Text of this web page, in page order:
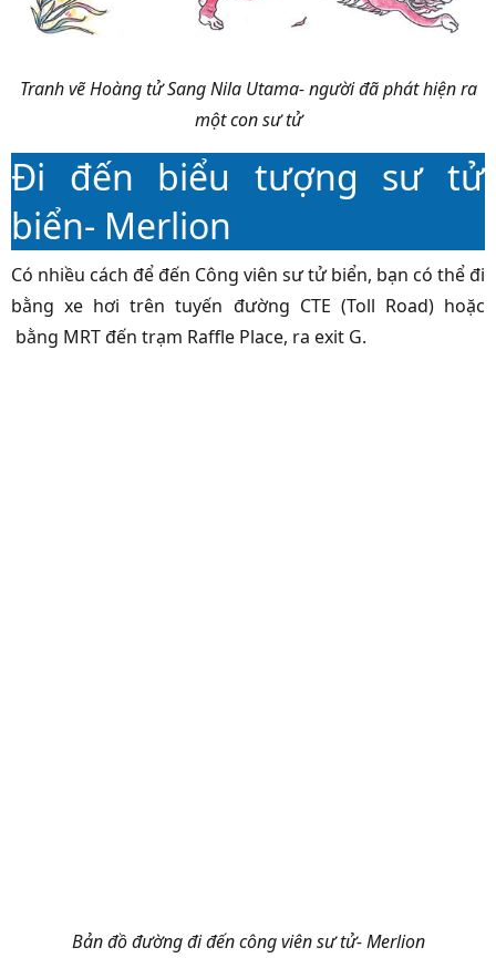
Tranh vẽ Hoàng tử Sang Nila Utama- người đã phát hiện ra
một con sư tử
Đi đến biểu tượng sư tử
biển- Merlion
Có nhiều cách để đến Công viên sư tử biển, bạn có thể đi
bằng xe hơi trên tuyến đường CTE (Toll Road) hoặc
bằng MRT đến trạm Raffle Place, ra exit G.
Bản đồ đường đi đến công viên sư tử- Merlion